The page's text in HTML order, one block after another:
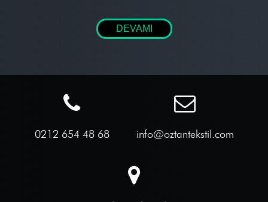
DEVAMI
0212 654 48 68 info@oztantekstil.com